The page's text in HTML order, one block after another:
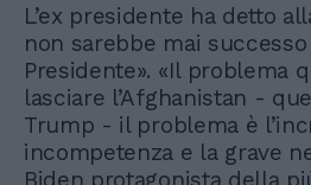
L’ex presidente ha detto
non sarebbe mai
Presidente». «Il problema
lasciare l’Afghanistan -
Trump - il problema è
incompetenza e la grave
Biden protagonista della